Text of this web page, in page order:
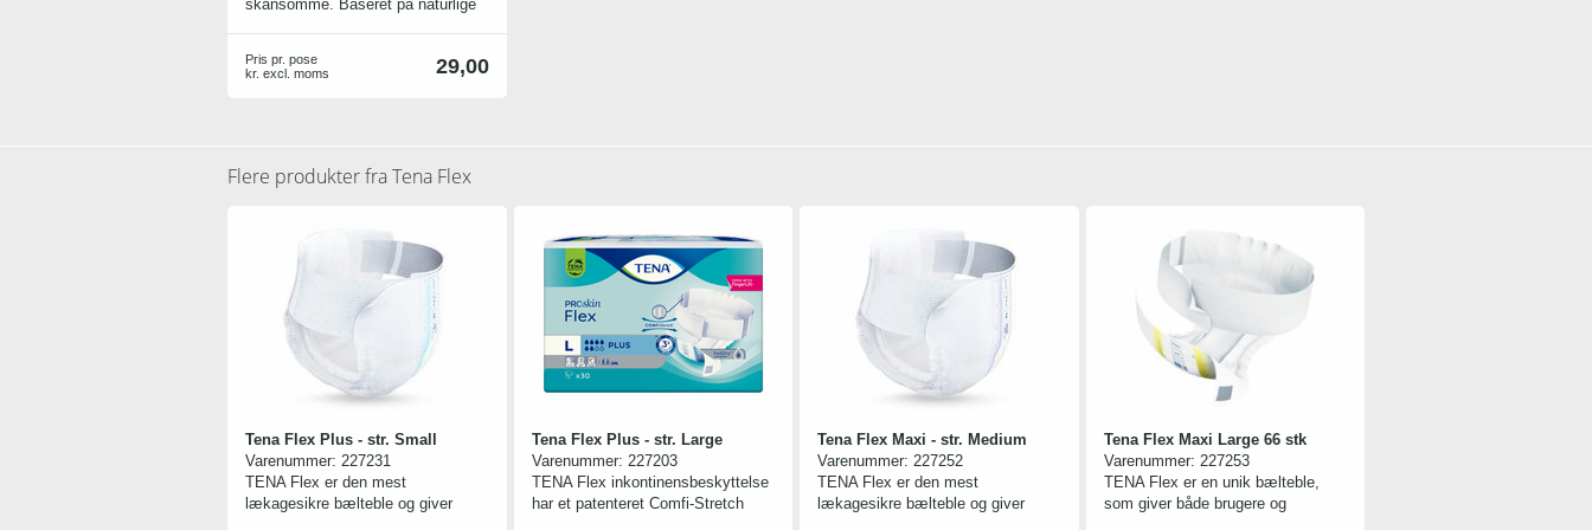
skånsomme. Baseret på naturlige
beskytter mod udtørring.
29,00
Pris pr. pose
kr. excl. moms
Flere produkter fraTena Flex
Tena Flex Plus - str. Small
Varenummer: 227231
TENA Flex er den mest
lækagesikre bælteble og giver
Tena Flex Plus - str. Large
Varenummer: 227203
TENA Flex inkontinensbeskyttelse
har et patenteret Comfi-Stretch
Tena Flex Maxi - str. Medium
Varenummer: 227252
TENA Flex er den mest
lækagesikre bælteble og giver
Tena Flex Maxi Large 66 stk
Varenummer: 227253
TENA Flex er en unik bælteble,
som giver både brugere og